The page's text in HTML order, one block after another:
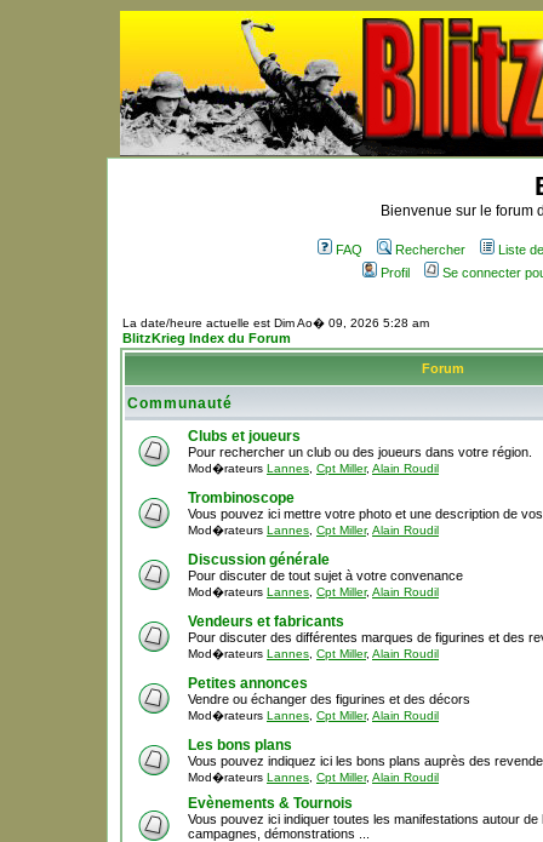
Bienvenue sur le forum
FAQ Rechercher
Liste
Profil
Se connecter
La date/heure actuelle est Dim Ao� 09, 2026 5:28 am
BlitzKrieg Index du Forum
Forum
Communauté
Clubs et joueurs
Pour rechercher un club ou des joueurs dans votre région.
Mod�rateurs Lannes Cpt Miller, Alain Roudil
Trombinoscope
Vous pouvez ici mettre votre photo et une description de
Mod�rateurs Lannes Cpt Miller, Alain Roudil
Discussion générale
Pour discuter de tout sujet à votre convenance
Mod�rateurs Lannes Cpt Miller, Alain Roudil
Vendeurs et fabricants
Pour discuter des différentes marques de figurines et des
Mod�rateurs Lannes Cpt Miller, Alain Roudil
Petites annonces
Vendre ou échanger des figurines et des décors
Mod�rateurs Lannes Cpt Miller, Alain Roudil
Les bons plans
Vous pouvez indiquez ici les bons plans auprès des
Mod�rateurs Lannes Cpt Miller, Alain Roudil
Evènements & Tournois
Vous pouvez ici indiquer toutes les manifestations autour
campagnes, démonstrations ...